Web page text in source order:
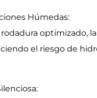
Húmedas:
optimizado,
el riesgo de